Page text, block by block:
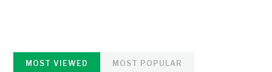
MOST VIEWED MOST POPULAR